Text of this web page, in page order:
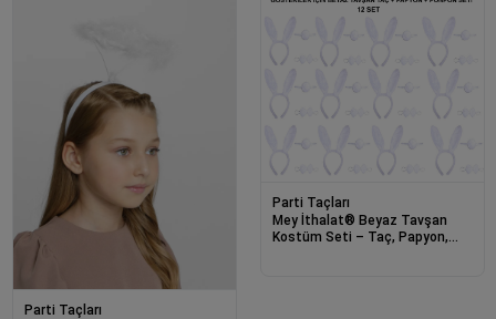
Parti Taçları
Parti Taçları
Mey İthalat® Beyaz Tavşan
Kostüm Seti – Taç, Papyon,